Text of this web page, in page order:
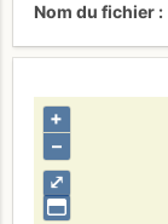
Nom du fichier
⤢
+
–